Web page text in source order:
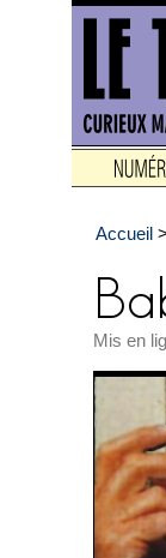
Accueil >
Mis en